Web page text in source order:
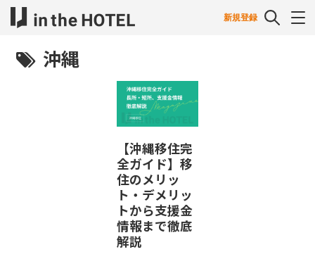
新規登録
沖縄
【沖縄移住完
全ガイド】移
住のメリッ
ト・デメリッ
トから支援金
情報まで徹底
解説